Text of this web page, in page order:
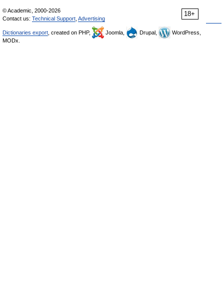
18+
© Academic, 2000-2026
Contact us: Technical Support Advertising
Dictionaries export , created on PHP, Joomla, Drupal,
WordPress,
MODx.